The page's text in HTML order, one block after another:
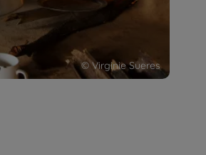
© Virginie Sueres